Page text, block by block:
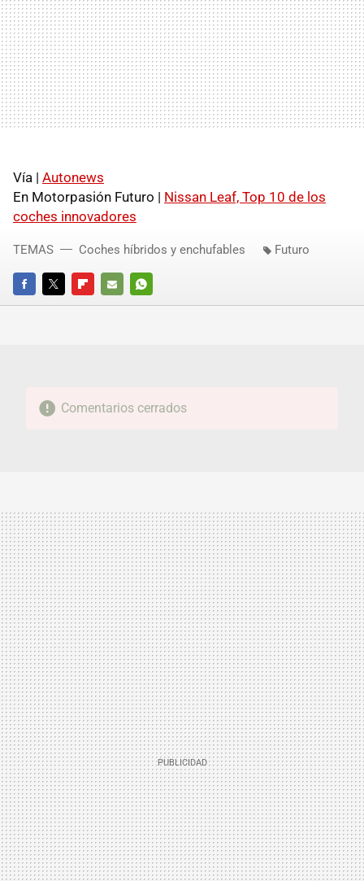
Vía | Autonews
En Motorpasión Futuro | Nissan Leaf, Top 10 de los
coches innovadores
FACEBOOKTWITTERFLIPBOARD
E-
WHATSAPP
TEMAS Coches híbridos y enchufables Futuro
Comentarios cerrados